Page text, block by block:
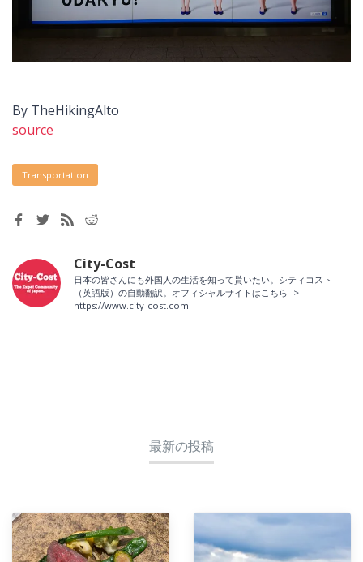
By TheHikingAlto
source
Transportation
City-Cost
日本の皆さんにも外国人の生活を知って貰いたい。シティコスト
（英語版）の自動翻訳。オフィシャルサイトはこちら ->
https://www.city-cost.com
最新の投稿